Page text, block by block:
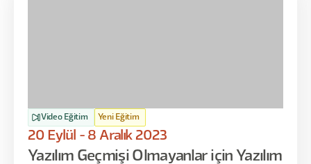
Video Eğitim Yeni Eğitim
20 Eylül - 8 Aralık 2023
Yazılım Geçmişi Olmayanlar için Yazılım